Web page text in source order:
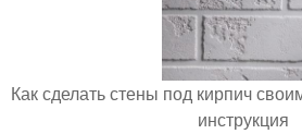
Как сделать стены под кирпич
инструкция